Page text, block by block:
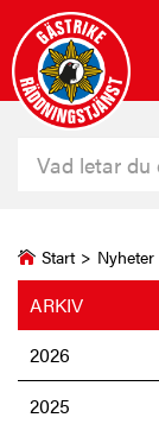
Start > Nyheter
ARKIV
2026
2025